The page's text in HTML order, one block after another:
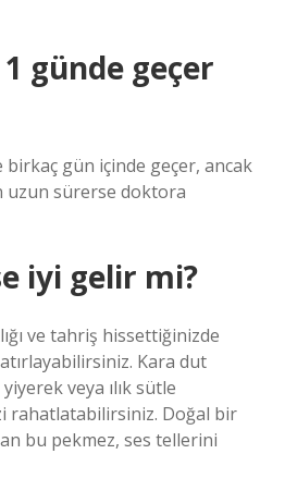
1 günde geçer
birkaç gün içinde geçer, ancak
sürerse doktora
iyi gelir mi?
ve tahriş hissettiğinizde
Kara dut
veya ılık sütle
rahatlatabilirsiniz. Doğal bir
bu pekmez, ses tellerini